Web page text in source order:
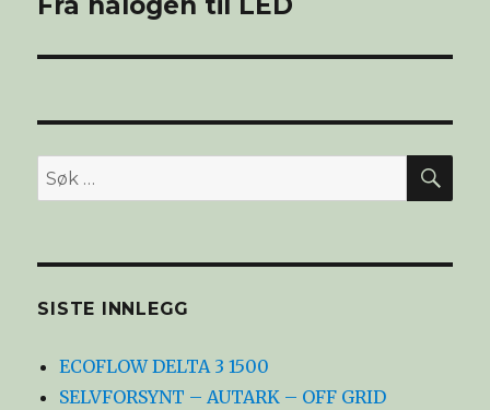
Søk
etter:
SISTE INNLEGG
ECOFLOW DELTA 3 1500
SELVFORSYNT – AUTARK – OFF GRID